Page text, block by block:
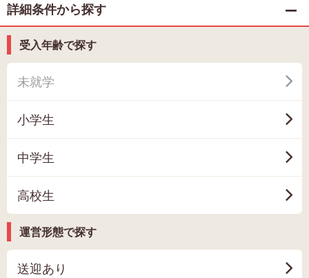
詳細条件から探す
受入年齢で探す
未就学
小学生
中学生
高校生
運営形態で探す
送迎あり